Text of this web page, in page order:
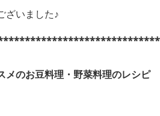
ざいました♪
メのお豆料理・野菜料理のレシピ